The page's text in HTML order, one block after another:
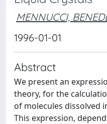
MENNUCCI,
1996-01-01
Abstract
We present an
theory, for the
of molecules dissolved
This expression,